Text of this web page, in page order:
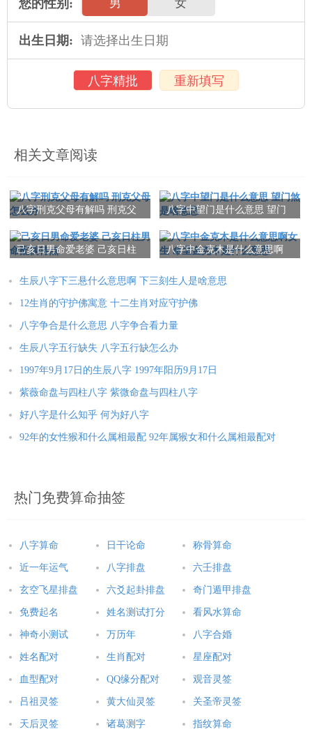
您的性别: 男 女
出生日期:
八字精批 重新填写
相关文章阅读
八字刑克父母有解吗 刑克父
八字中望门是什么意思 望门
己亥日男命爱老婆 己亥日柱
八字中金克木是什么意思啊
生辰八字下三悬什么意思啊 下三刻生人是啥意思
12生肖的守护佛寓意 十二生肖对应守护佛
八字争合是什么意思 八字争合看力量
生辰八字五行缺失 八字五行缺怎么办
1997年9月17日的生辰八字 1997年阳历9月17日
紫薇命盘与四柱八字 紫微命盘与四柱八字
好八字是什么知乎 何为好八字
92年的女性猴和什么属相最配 92年属猴女和什么属相最配对
热门免费算命抽签
八字算命 日干论命 称骨算命
近一年运气 八字排盘 六壬排盘
玄空飞星排盘 六爻起卦排盘 奇门遁甲排盘
免费起名 姓名测试打分 看风水算命
神奇小测试 万历年 八字合婚
姓名配对 生肖配对 星座配对
血型配对 QQ缘分配对 观音灵签
吕祖灵签 黄大仙灵签 关圣帝灵签
天后灵签 诸葛测字 指纹算命